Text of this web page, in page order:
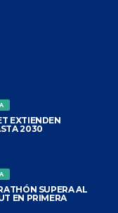
EXTIENDEN
2030
SUPERA AL
EN PRIMERA